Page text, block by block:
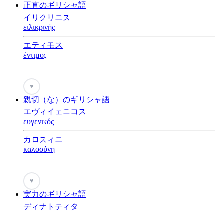
正直のギリシャ語
イリクリニス
ειλικρινής
エティモス
έντιμος
♥
親切（な）のギリシャ語
エヴィイェニコス
ευγενικός
カロスィニ
καλοσύνη
♥
実力のギリシャ語
ディナトティタ